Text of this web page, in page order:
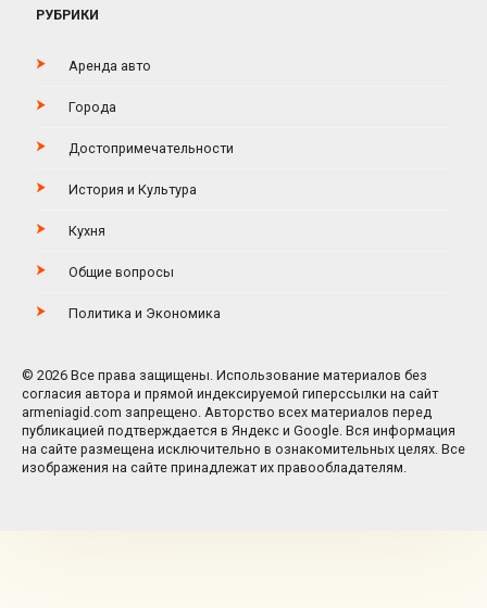
РУБРИКИ
Аренда авто
Города
Достопримечательности
История и Культура
Кухня
Общие вопросы
Политика и Экономика
© 2026 Все права защищены. Использование материалов без
согласия автора и прямой индексируемой гиперссылки на сайт
armeniagid.com запрещено. Авторство всех материалов перед
публикацией подтверждается в Яндекс и Google. Вся информация
на сайте размещена исключительно в ознакомительных целях. Все
изображения на сайте принадлежат их правообладателям.